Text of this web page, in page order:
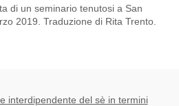
di un seminario tenutosi a San
2019. Traduzione di Rita Trento.
interdipendente del sè in termini